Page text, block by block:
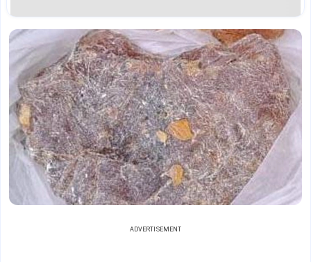
ADVERTISEMENT